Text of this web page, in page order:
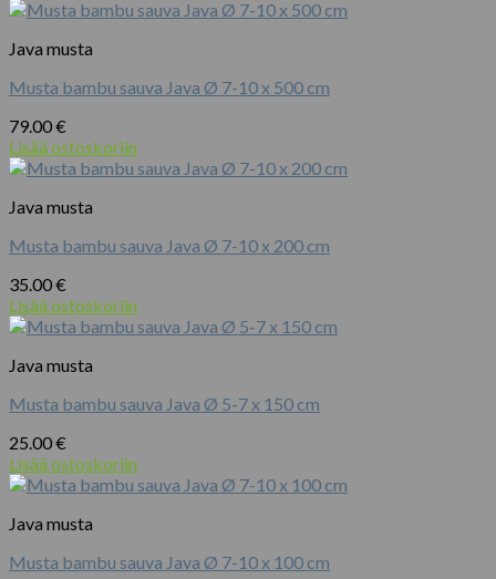
Java musta
Musta bambu sauva Java Ø 7-10 x 500 cm
79.00€
Lisää ostoskoriin
Java musta
Musta bambu sauva Java Ø 7-10 x 200 cm
35.00€
Lisää ostoskoriin
Java musta
Musta bambu sauva Java Ø 5-7 x 150 cm
25.00€
Lisää ostoskoriin
Java musta
Musta bambu sauva Java Ø 7-10 x 100 cm